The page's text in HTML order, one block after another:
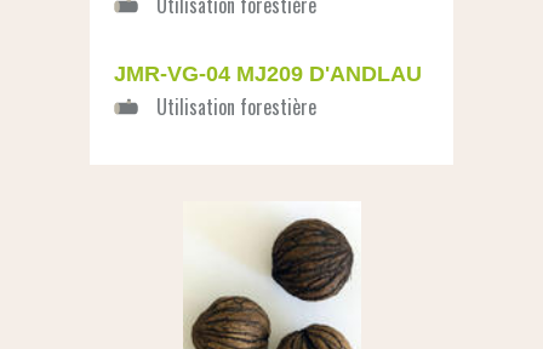
JMR-VG-04 MJ209 D'ANDLAU